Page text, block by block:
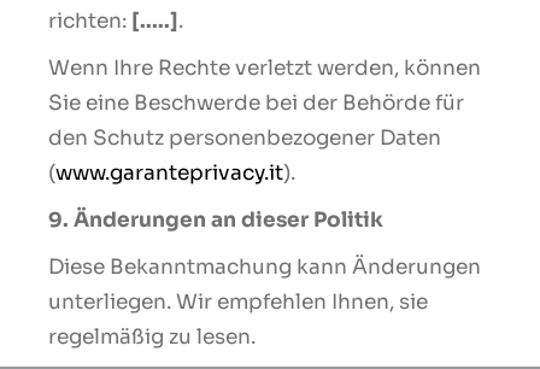
richten: [.....] .
Wenn Ihre Rechte verletzt werden, können
Sie eine Beschwerde bei der Behörde für
den Schutz personenbezogener Daten
(www.garanteprivacy.it).
9. Änderungen an dieser Politik
Diese Bekanntmachung kann Änderungen
unterliegen. Wir empfehlen Ihnen, sie
regelmäßig zu lesen.